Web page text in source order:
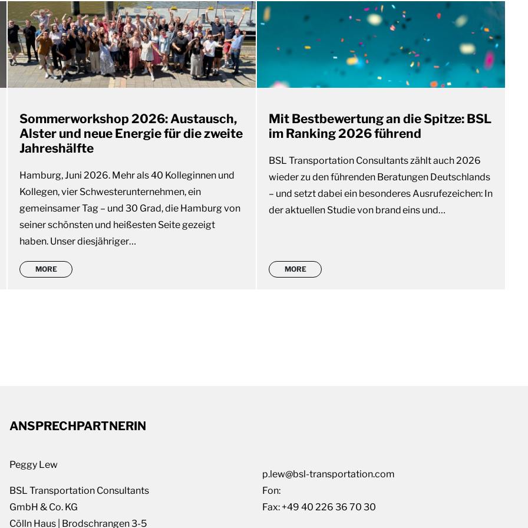
Sommerworkshop 2026: Austausch,
Alster und neue Energie für die zweite
Jahreshälfte
Hamburg, Juni 2026. Mehr als 40 Kolleginnen und
Kollegen, vier Schwesterunternehmen, ein
gemeinsamer Tag – und 30 Grad, die Hamburg von
seiner schönsten und heißesten Seite gezeigt
haben. Unser diesjähriger…
MORE
Mit Bestbewertung an die Spitze: BSL
im Ranking 2026 führend
BSL Transportation Consultants zählt auch 2026
wieder zu den führenden Beratungen Deutschlands
– und setzt dabei ein besonderes Ausrufezeichen: In
der aktuellen Studie von brand eins und…
MORE
ANSPRECHPARTNERIN
Peggy Lew
BSL Transportation Consultants
GmbH & Co. KG
Cölln Haus | Brodschrangen 3-5
p.lew@bsl-transportation.com
Fon:
Fax: +49 40 226 36 70 30